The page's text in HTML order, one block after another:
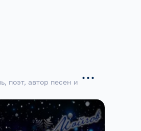
поэт, автор песен и
...